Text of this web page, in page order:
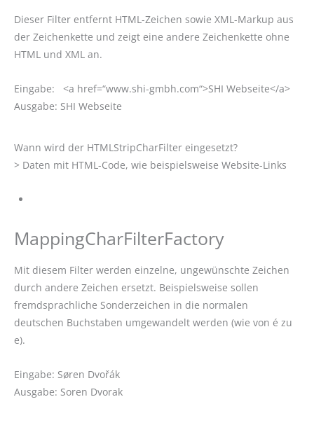
Dieser Filter entfernt HTML-Zeichen sowie XML-Markup aus
der Zeichenkette und zeigt eine andere Zeichenkette ohne
HTML und XML an.
Eingabe: <a href=“www.shi-gmbh.com“>SHI Webseite</a>
Ausgabe: SHI Webseite
Wann wird der HTMLStripCharFilter eingesetzt?
> Daten mit HTML-Code, wie beispielsweise Website-Links
MappingCharFilterFactory
Mit diesem Filter werden einzelne, ungewünschte Zeichen
durch andere Zeichen ersetzt. Beispielsweise sollen
fremdsprachliche Sonderzeichen in die normalen
deutschen Buchstaben umgewandelt werden (wie von é zu
e).
Eingabe: Søren Dvořák
Ausgabe: Soren Dvorak